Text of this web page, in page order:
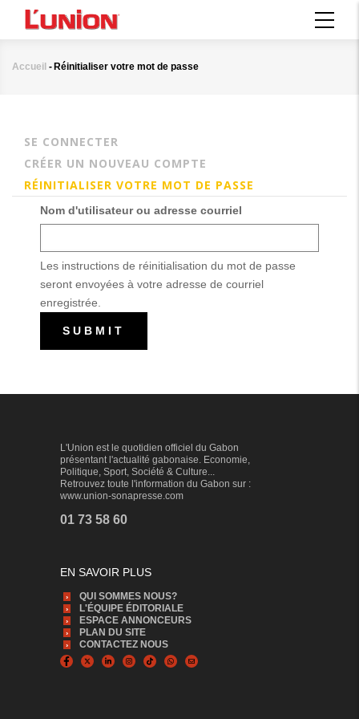
principal
Fil
Accueil -Réinitialiser votre mot de passe
Onglets
principaux
SE CONNECTER
CRÉER UN NOUVEAU COMPTE
RÉINITIALISER VOTRE MOT DE PASSE
Nom d'utilisateur ou adresse courriel
Les instructions de réinitialisation du mot de passe
seront envoyées à votre adresse de courriel
enregistrée.
L'Union est le quotidien officiel du Gabon
présentant l'actualité gabonaise. Economie,
Politique, Sport, Société & Culture...
Retrouvez toute l'information du Gabon sur :
www.union-sonapresse.com
01 73 58 60
EN SAVOIR PLUS
QUI SOMMES NOUS?
L'ÉQUIPE ÉDITORIALE
ESPACE ANNONCEURS
PLAN DU SITE
CONTACTEZ NOUS